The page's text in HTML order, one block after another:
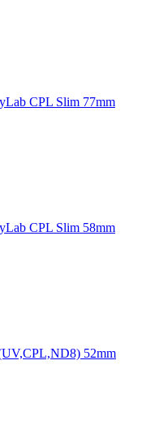
CPL Slim 77mm
CPL Slim 58mm
52mm